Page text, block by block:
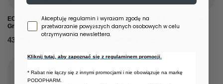
ECOLORÉ Cień do oczu, Spring
Grass, 1,7 g
43,90 zł
ECOLORÉ Cień do oczu, Frosted
Lily, 1,7 g
Zgoda newsletter
Akceptuję regulamin i wyrażam zgodę na
przetwarzanie powyższych danych osobowych w celu
otrzymywania newslettera.
Kliknij tutaj, aby zapoznać się z regulaminem promocji.
* Rabat nie łączy się z innymi promocjami i nie obowiązuje na markę
PODOPHARM.